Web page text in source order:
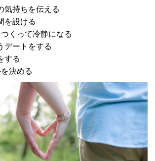
気持ちを伝える
を設ける
くって冷静になる
デートをする
する
決める